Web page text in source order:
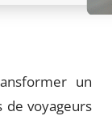
un
de voyageurs